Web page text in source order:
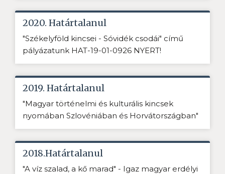
2020. Határtalanul
"Székelyföld kincsei - Sóvidék csodái" című
pályázatunk HAT-19-01-0926 NYERT!
2019. Határtalanul
"Magyar történelmi és kulturális kincsek
nyomában Szlovéniában és Horvátországban"
2018.Határtalanul
"A víz szalad, a kő marad" - Igaz magyar erdélyi